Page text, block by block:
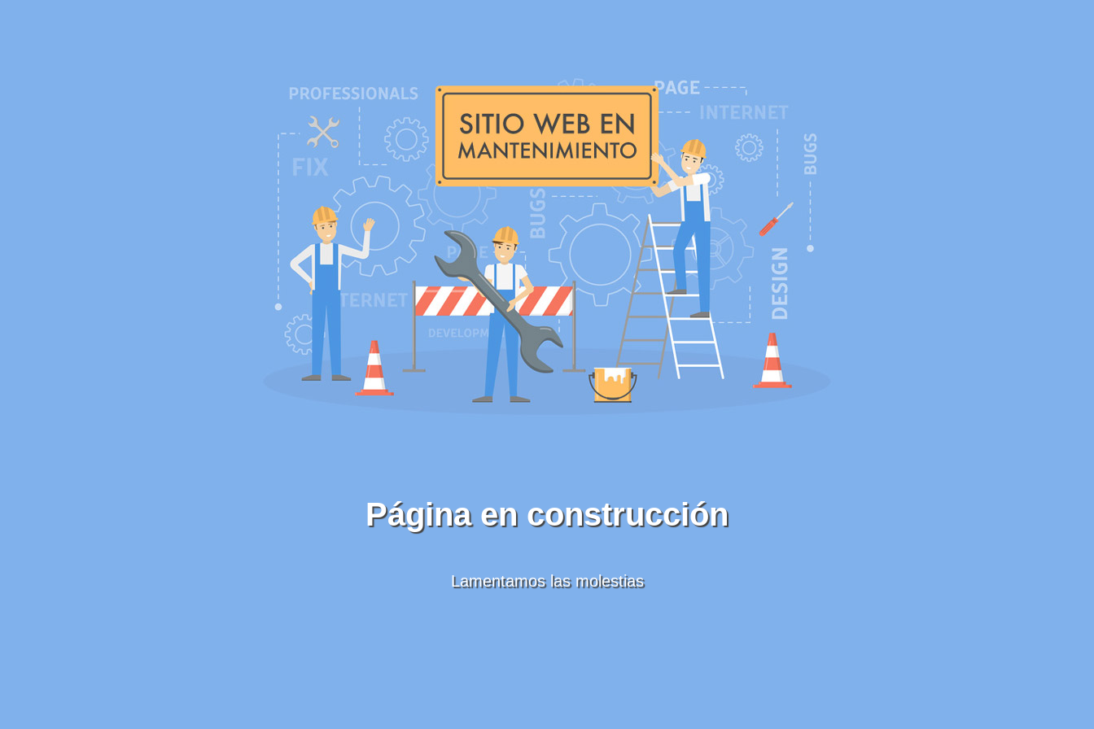
Página en construcción
Lamentamos las molestias